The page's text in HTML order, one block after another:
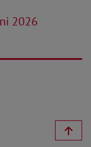
2026